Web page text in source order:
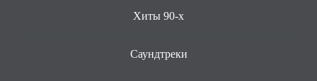
Хиты 90-х
Саундтреки